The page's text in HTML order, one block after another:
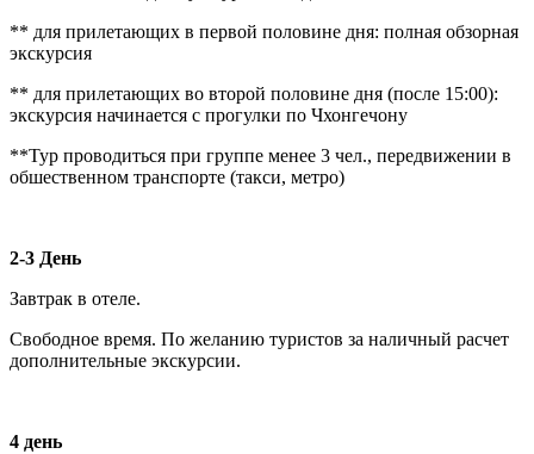
** для прилетающих в первой половине дня: полная обзорная
экскурсия
** для прилетающих во второй половине дня (после 15:00):
экскурсия начинается с прогулки по Чхонгечону
**Тур проводиться при группе менее 3 чел., передвижении в
обшественном транспорте (такси, метро)
2-3 День
Завтрак в отеле.
Свободное время. По желанию туристов за наличный расчет
дополнительные экскурсии.
4 день